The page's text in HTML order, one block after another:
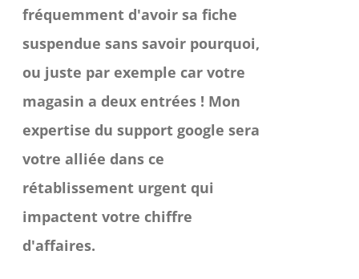
fréquemment d'avoir sa fiche
suspendue sans savoir pourquoi,
ou juste par exemple car votre
magasin a deux entrées ! Mon
expertise du support google sera
votre alliée dans ce
rétablissement urgent qui
impactent votre chiffre
d'affaires.